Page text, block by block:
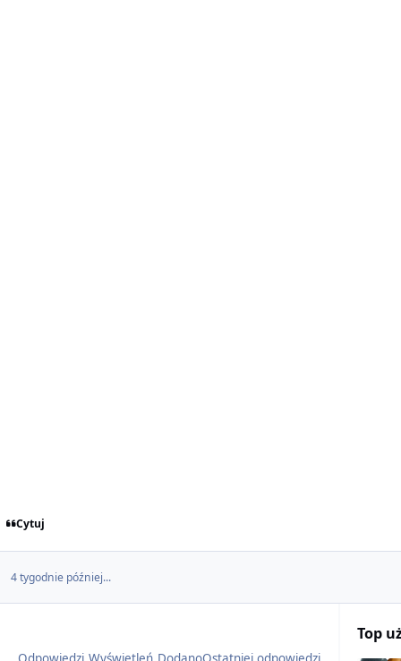
Cytuj
4 tygodnie później...
Top